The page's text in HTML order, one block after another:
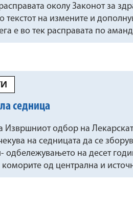
околу Законот за
текстот на измените и
е во тек расправата по
седница
Извршниот одбор на
на седницата да се
одбележувањето на десет
од централна и